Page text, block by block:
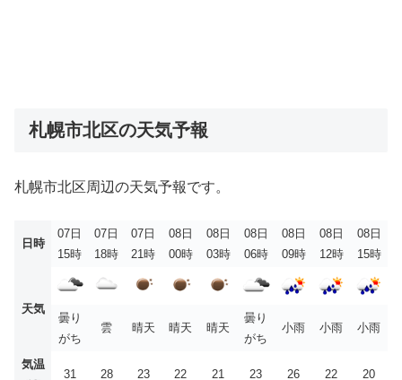
札幌市北区の天気予報
札幌市北区周辺の天気予報です。
日時
07日
15時
07日
18時
07日
21時
08日
00時
08日
03時
08日
06時
08日
09時
08日
12時
08日
15時
天気
曇り
がち
雲 晴天 晴天 晴天
曇り
がち
小雨 小雨 小雨
気温
31 28 23 22 21 23 26 22 20